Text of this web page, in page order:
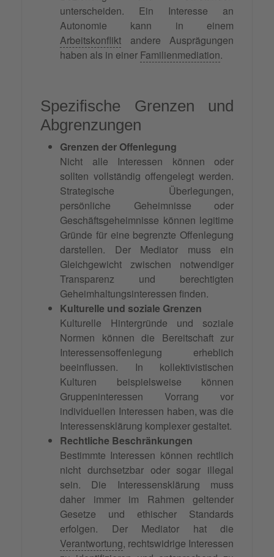
unterscheiden. Ein Interesse an
Autonomie kann in einem
Arbeitskonflikt andere Ausprägungen
haben als in einer Familienmediation.
Spezifische Grenzen und
Abgrenzungen
Grenzen der Offenlegung
Nicht alle Interessen können oder
sollten vollständig offengelegt werden.
Strategische Überlegungen,
persönliche Geheimnisse oder
Geschäftsgeheimnisse können legitime
Gründe für eine begrenzte Offenlegung
darstellen. Der Mediator muss ein
Gleichgewicht zwischen notwendiger
Transparenz und berechtigten
Geheimhaltungsinteressen finden.
Kulturelle und soziale Grenzen
Kulturelle Hintergründe und soziale
Normen können die Bereitschaft zur
Interessensoffenlegung erheblich
beeinflussen. In kollektivistischen
Kulturen beispielsweise können
Gruppeninteressen Vorrang vor
individuellen Interessen haben, was die
Interessensklärung komplexer gestaltet.
Rechtliche Beschränkungen
Bestimmte Interessen können rechtlich
nicht durchsetzbar oder sogar illegal
sein. Die Interessensklärung muss
daher immer im Rahmen geltender
Gesetze und ethischer Standards
erfolgen. Der Mediator hat die
Verantwortung, rechtswidrige Interessen